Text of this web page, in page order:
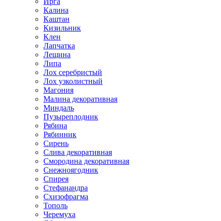
Калина
Каштан
Кизильник
Клен
Лапчатка
Лещина
Липа
Лох серебристый
Лох узколистный
Магония
Малина декоративная
Миндаль
Пузыреплодник
Рябина
Рябинник
Сирень
Слива декоративная
Смородина декоративная
Снежноягодник
Спирея
Стефанандра
Схизофрагма
Тополь
Черемуха